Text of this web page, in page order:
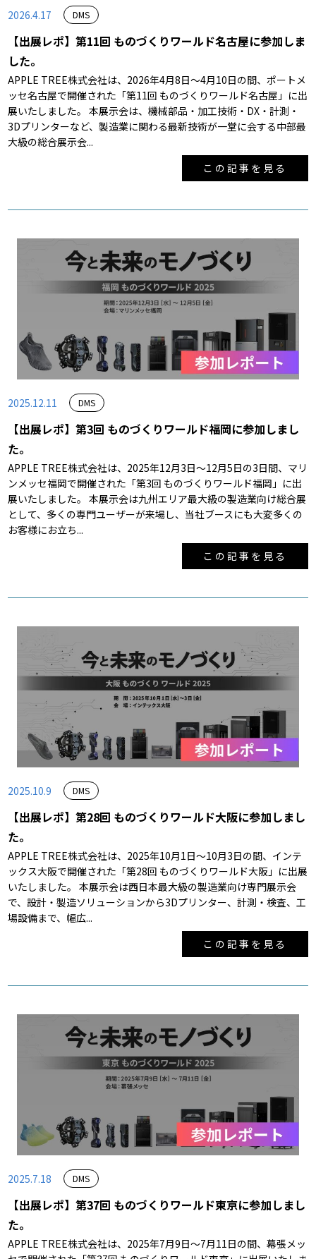
2026.4.17 DMS
【出展レポ】第11回 ものづくりワールド名古屋に参加しま
した。
APPLE TREE株式会社は、2026年4月8日～4月10日の間、ポートメ
ッセ名古屋で開催された「第11回 ものづくりワールド名古屋」に出
展いたしました。 本展示会は、機械部品・加工技術・DX・計測・
3Dプリンターなど、製造業に関わる最新技術が一堂に会する中部最
大級の総合展示会...
この記事を見る
2025.12.11 DMS
【出展レポ】第3回 ものづくりワールド福岡に参加しまし
た。
APPLE TREE株式会社は、2025年12月3日～12月5日の3日間、マリ
ンメッセ福岡で開催された「第3回 ものづくりワールド福岡」に出
展いたしました。 本展示会は九州エリア最大級の製造業向け総合展
として、多くの専門ユーザーが来場し、当社ブースにも大変多くの
お客様にお立ち...
この記事を見る
2025.10.9 DMS
【出展レポ】第28回 ものづくりワールド大阪に参加しまし
た。
APPLE TREE株式会社は、2025年10月1日～10月3日の間、インテ
ックス大阪で開催された「第28回 ものづくりワールド大阪」に出展
いたしました。 本展示会は西日本最大級の製造業向け専門展示会
で、設計・製造ソリューションから3Dプリンター、計測・検査、工
場設備まで、幅広...
この記事を見る
2025.7.18 DMS
【出展レポ】第37回 ものづくりワールド東京に参加しまし
た。
APPLE TREE株式会社は、2025年7月9日～7月11日の間、幕張メッ